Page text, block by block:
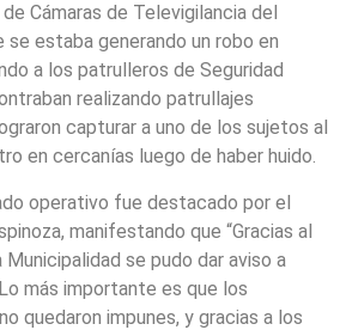
Cámaras de Televigilancia del
estaba generando un robo en
a los patrulleros de Seguridad
realizando patrullajes
capturar a uno de los sujetos al
en cercanías luego de haber huido.
operativo fue destacado por el
manifestando que “Gracias al
se pudo dar aviso a
más importante es que los
quedaron impunes, y gracias a los